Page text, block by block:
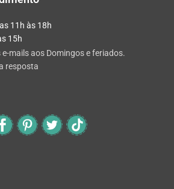
11h às 18h
15h
mails aos Domingos e feriados.
resposta